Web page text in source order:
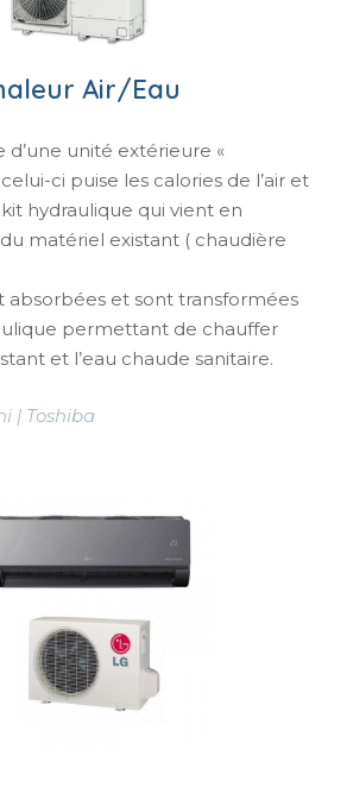
Air/Eau
d’une unité extérieure «
ci puise les calories de l’air et
hydraulique qui vient en
matériel existant ( chaudière
absorbées et sont transformées
permettant de chauffer
et l’eau chaude sanitaire.
| Toshiba